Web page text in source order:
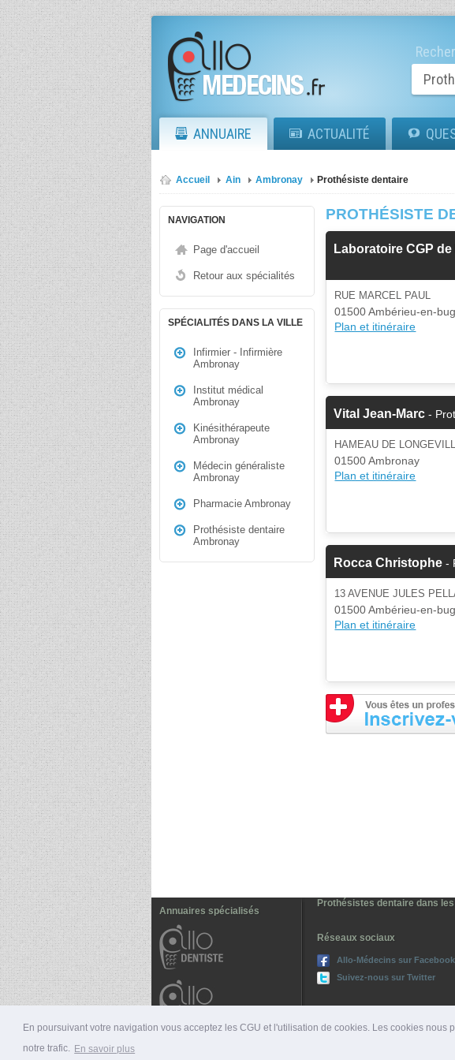
En poursuivant votre navigation vous acceptez les CGU et l'utilisation de cookies. Les cookies
notre trafic. En savoir plus
ANNUAIRE ACTUALITÉ
Accueil Ain Ambronay Prothésiste dentaire
NAVIGATION
Page d'accueil
Retour aux spécialités
SPÉCIALITÉS DANS LA VILLE
Infirmier - Infirmière
Ambronay
Institut médical
Ambronay
Kinésithérapeute
Ambronay
Médecin généraliste
Ambronay
Pharmacie Ambronay
Prothésiste dentaire
Ambronay
PROTHÉSISTE
Laboratoire CGP
RUE MARCEL PAUL
01500 Ambérieu-en-
Plan et itinéraire
Vital Jean-Marc -
HAMEAU DE
01500 Ambronay
Plan et itinéraire
Rocca Christophe -
13 AVENUE JULES
01500 Ambérieu-en-
Plan et itinéraire
Annuaires spécialisés
Prothésistes dentaire dans
Réseaux sociaux
Allo-Médecins sur Facebook
Suivez-nous sur Twitter